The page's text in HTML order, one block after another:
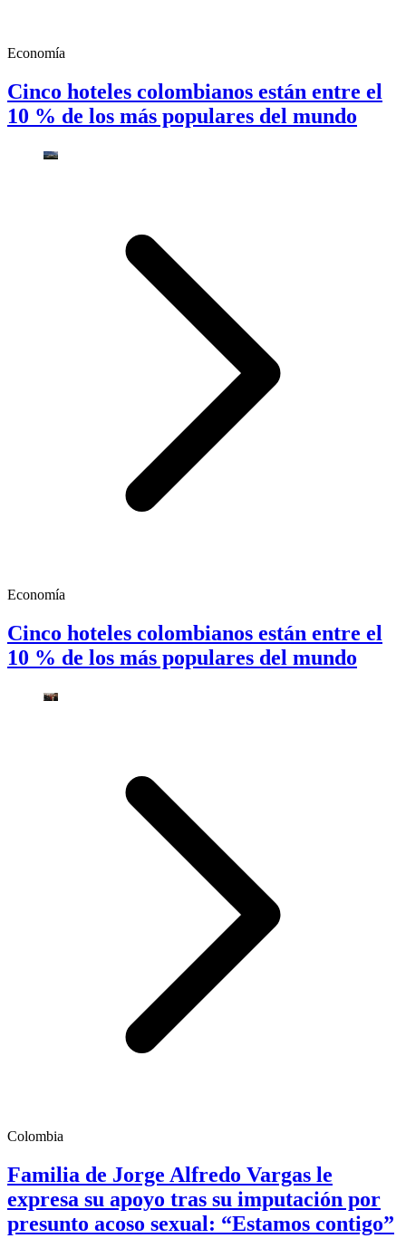
Economía
Cinco hoteles colombianos están entre el
10 % de los más populares del mundo
Economía
Cinco hoteles colombianos están entre el
10 % de los más populares del mundo
Colombia
Familia de Jorge Alfredo Vargas le
expresa su apoyo tras su imputación por
presunto acoso sexual: “Estamos contigo”